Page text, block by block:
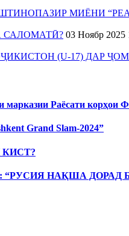
МИЁНИ
САЛОМАТӢ? 03 Ноябр 2025
(U-17) ДАР
марказии Раёсати
Grand Slam-2024”
“РУСИЯ НАҚША ДОРАД